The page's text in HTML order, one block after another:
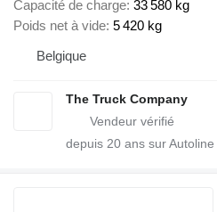
Capacité de charge 33 580 kg
Poids net à vide 5 420 kg
Belgique
The Truck Company
depuis 20 ans sur Autoline